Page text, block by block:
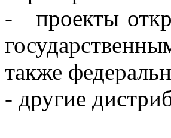
- проекты
также
- другие